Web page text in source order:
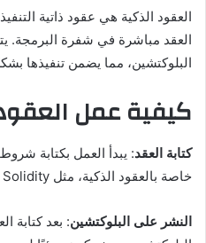
العقود الذكية هي عقود ذاتية
العقد مباشرة في شفرة البرمجة.
البلوكتشين، مما يضمن تنفيذها
كيفية عمل
كتابة العقد: يبدأ العمل بكتابة
خاصة بالعقود الذكية، مثل Solidity على شبكة إيثريوم
النشر على البلوكتشين: بعد كتابة